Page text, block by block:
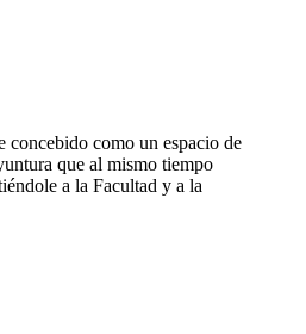
como un espacio de
que al mismo tiempo
a la Facultad y a la